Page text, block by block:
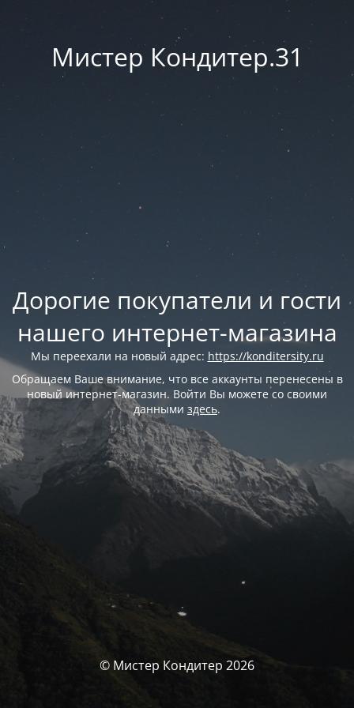
Мистер Кондитер.31
Дорогие покупатели и гости
нашего интернет-магазина
Мы переехали на новый адрес: https://konditersity.ru
Обращаем Ваше внимание, что все аккаунты перенесены в
новый интернет-магазин. Войти Вы можете со своими
данными здесь.
© Мистер Кондитер 2026